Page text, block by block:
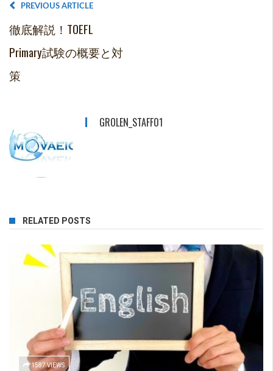
PREVIOUS ARTICLE
徹底解説！TOEFL
Primary試験の概要と対
策
GROLEN_STAFF01
RELATED POSTS
1587 VIEWS